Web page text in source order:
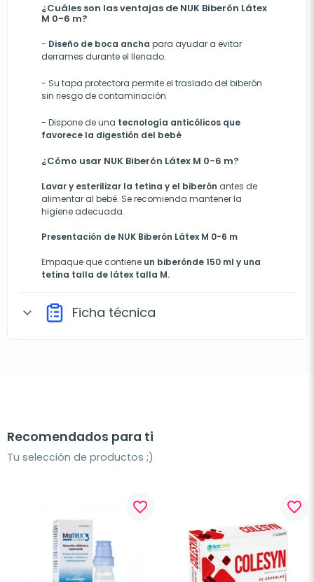
¿Cuáles son las ventajas de NUK Biberón Látex
M 0-6 m?
- Diseño de boca ancha para ayudar a evitar
derrames durante el llenado.
- Su tapa protectora permite el traslado del biberón
sin riesgo de contaminación
- Dispone de una tecnología anticólicos que
favorece la digestión del bebé
¿Cómo usar NUK Biberón Látex M 0-6 m?
Lavar y esterilizar la tetina y el biberón antes de
alimentar al bebé. Se recomienda mantener la
higiene adecuada.
Presentación de NUK Biberón Látex M 0-6 m
Empaque que contiene un biberónde 150 ml y una
tetina talla de látex talla M.
expand_more Ficha técnica
Recomendados para ti
Tu selección de productos ;)
favorite_border favorite_border